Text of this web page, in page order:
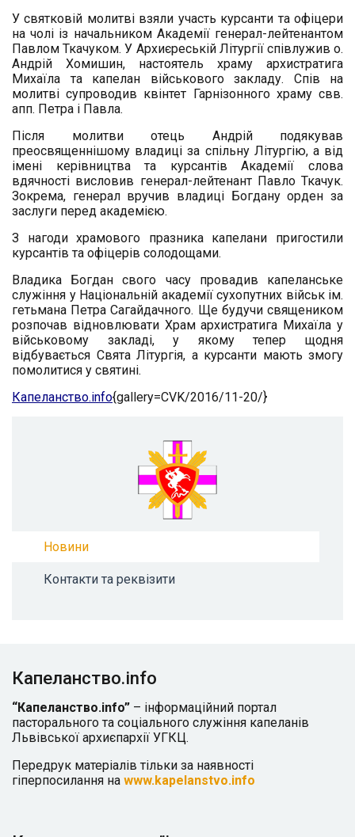
У святковій молитві взяли участь курсанти та офіцери
на чолі із начальником Академії генерал-лейтенантом
Павлом Ткачуком. У Архиєреській Літургії співлужив о.
Андрій Хомишин, настоятель храму архистратига
Михаїла та капелан військового закладу. Спів на
молитві супроводив квінтет Гарнізонного храму свв.
апп. Петра і Павла.
Після молитви отець Андрій подякував
преосвященнішому владиці за спільну Літургію, а від
імені керівництва та курсантів Академії слова
вдячності висловив генерал-лейтенант Павло Ткачук.
Зокрема, генерал вручив владиці Богдануорден за
заслуги перед академією.
З нагоди храмового празника капелани пригостили
курсантів та офіцерів солодощами.
Владика Богдан свого часу провадив капеланське
служіння у Національній академії сухопутних військ ім.
гетьмана Петра Сагайдачного. Ще будучи священиком
розпочав відновлювати Храм архистратига Михаїла у
військовому закладі, у якому тепер щодня
відбувається Свята Літургія, а курсанти мають змогу
помолитися у святині.
Капеланство.info{gallery=CVK/2016/11-20/}
Новини
Контакти та реквізити
Капеланство.info
“Капеланство.info” – інформаційний портал
пасторального та соціального служіння капеланів
Львівської архиєпархії УГКЦ.
Передрук матеріалів тільки за наявності
гіперпосилання на www.kapelanstvo.info